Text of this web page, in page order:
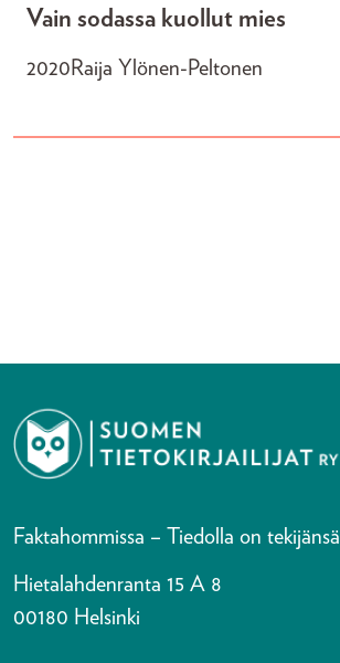
Vain sodassa kuollut mies
2020 Raija Ylönen-Peltonen
Faktahommissa – Tiedolla on tekijänsä
Hietalahdenranta 15 A 8
00180 Helsinki